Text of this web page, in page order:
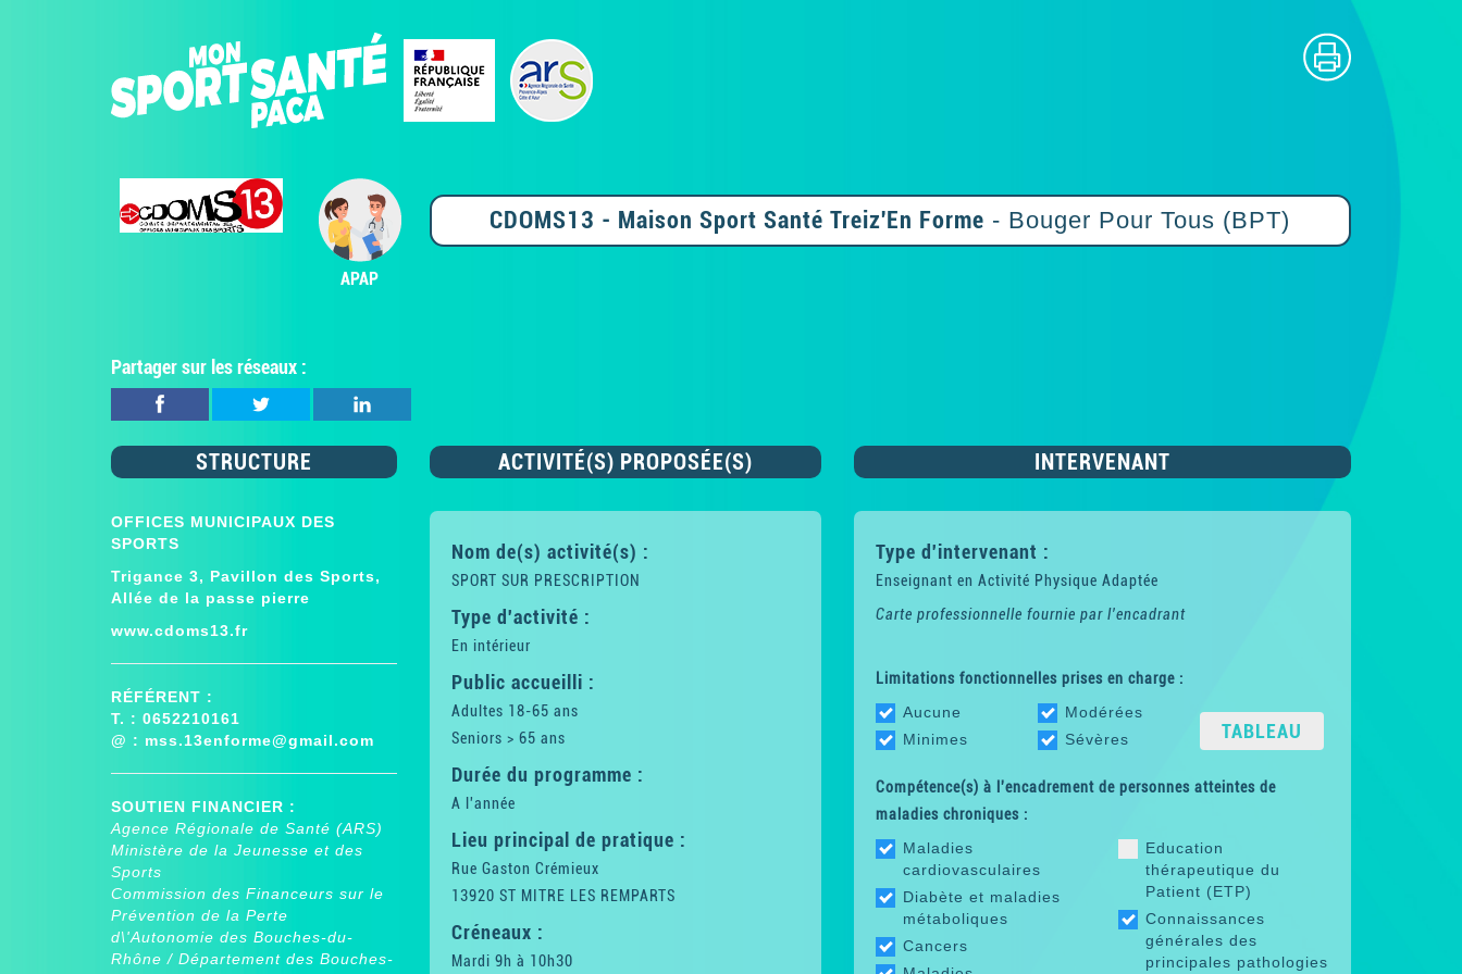
APAP
CDOMS13 - Maison Sport Santé Treiz'En Forme - Bouger Pour Tous (BPT)
Partager sur les réseaux :
STRUCTURE
OFFICES MUNICIPAUX DES
SPORTS
Trigance 3, Pavillon des Sports,
Allée de la passe pierre
www.cdoms13.fr
RÉFÉRENT :
T. : 0652210161
@ : mss.13enforme@gmail.com
SOUTIEN FINANCIER :
Agence Régionale de Santé (ARS)
Ministère de la Jeunesse et des
Sports
Commission des Financeurs sur le
Prévention de la Perte
d\'Autonomie des Bouches-du-
Rhône / Département des Bouches-
ACTIVITÉ(S) PROPOSÉE(S)
Nom de(s) activité(s) :
SPORT SUR PRESCRIPTION
Type d'activité :
En intérieur
Public accueilli :
Adultes 18-65 ans
Seniors > 65 ans
Durée du programme :
A l'année
Lieu principal de pratique :
Rue Gaston Crémieux
13920 ST MITRE LES REMPARTS
Créneaux :
Mardi 9h à 10h30
INTERVENANT
Type d'intervenant :
Enseignant en Activité Physique Adaptée
Carte professionnelle fournie par l'encadrant
Limitations fonctionnelles prises en charge :
Aucune
Minimes
Modérées
Sévères
TABLEAU
Compétence(s) à l'encadrement de personnes atteintes de
maladies chroniques :
Maladies
cardiovasculaires
Diabète et maladies
métaboliques
Cancers
Education
thérapeutique du
Patient (ETP)
Connaissances
générales des
principales pathologies